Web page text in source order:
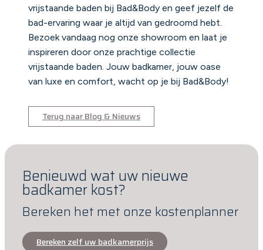
vrijstaande baden bij Bad&Body en geef jezelf de
bad-ervaring waar je altijd van gedroomd hebt.
Bezoek vandaag nog onze showroom en laat je
inspireren door onze prachtige collectie
vrijstaande baden. Jouw badkamer, jouw oase
van luxe en comfort, wacht op je bij Bad&Body!
Terug naar Blog & Nieuws
Benieuwd wat uw nieuwe
badkamer kost?
Bereken het met onze kostenplanner
Bereken zelf uw badkamerprijs